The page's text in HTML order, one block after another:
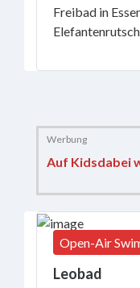
Skating
Racing
Hall
Indoor-
Soccer
Marveling
Vacation
Freibad in
Auf Kidsdabei
Open-Air
Leobad